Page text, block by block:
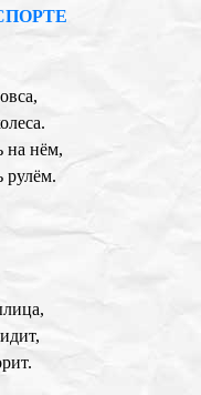
на нём,
рулём.